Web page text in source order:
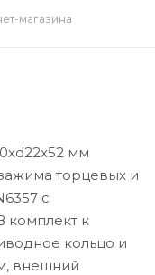
магазина
мм
торцевых и
с
комплект к
кольцо и
внешний